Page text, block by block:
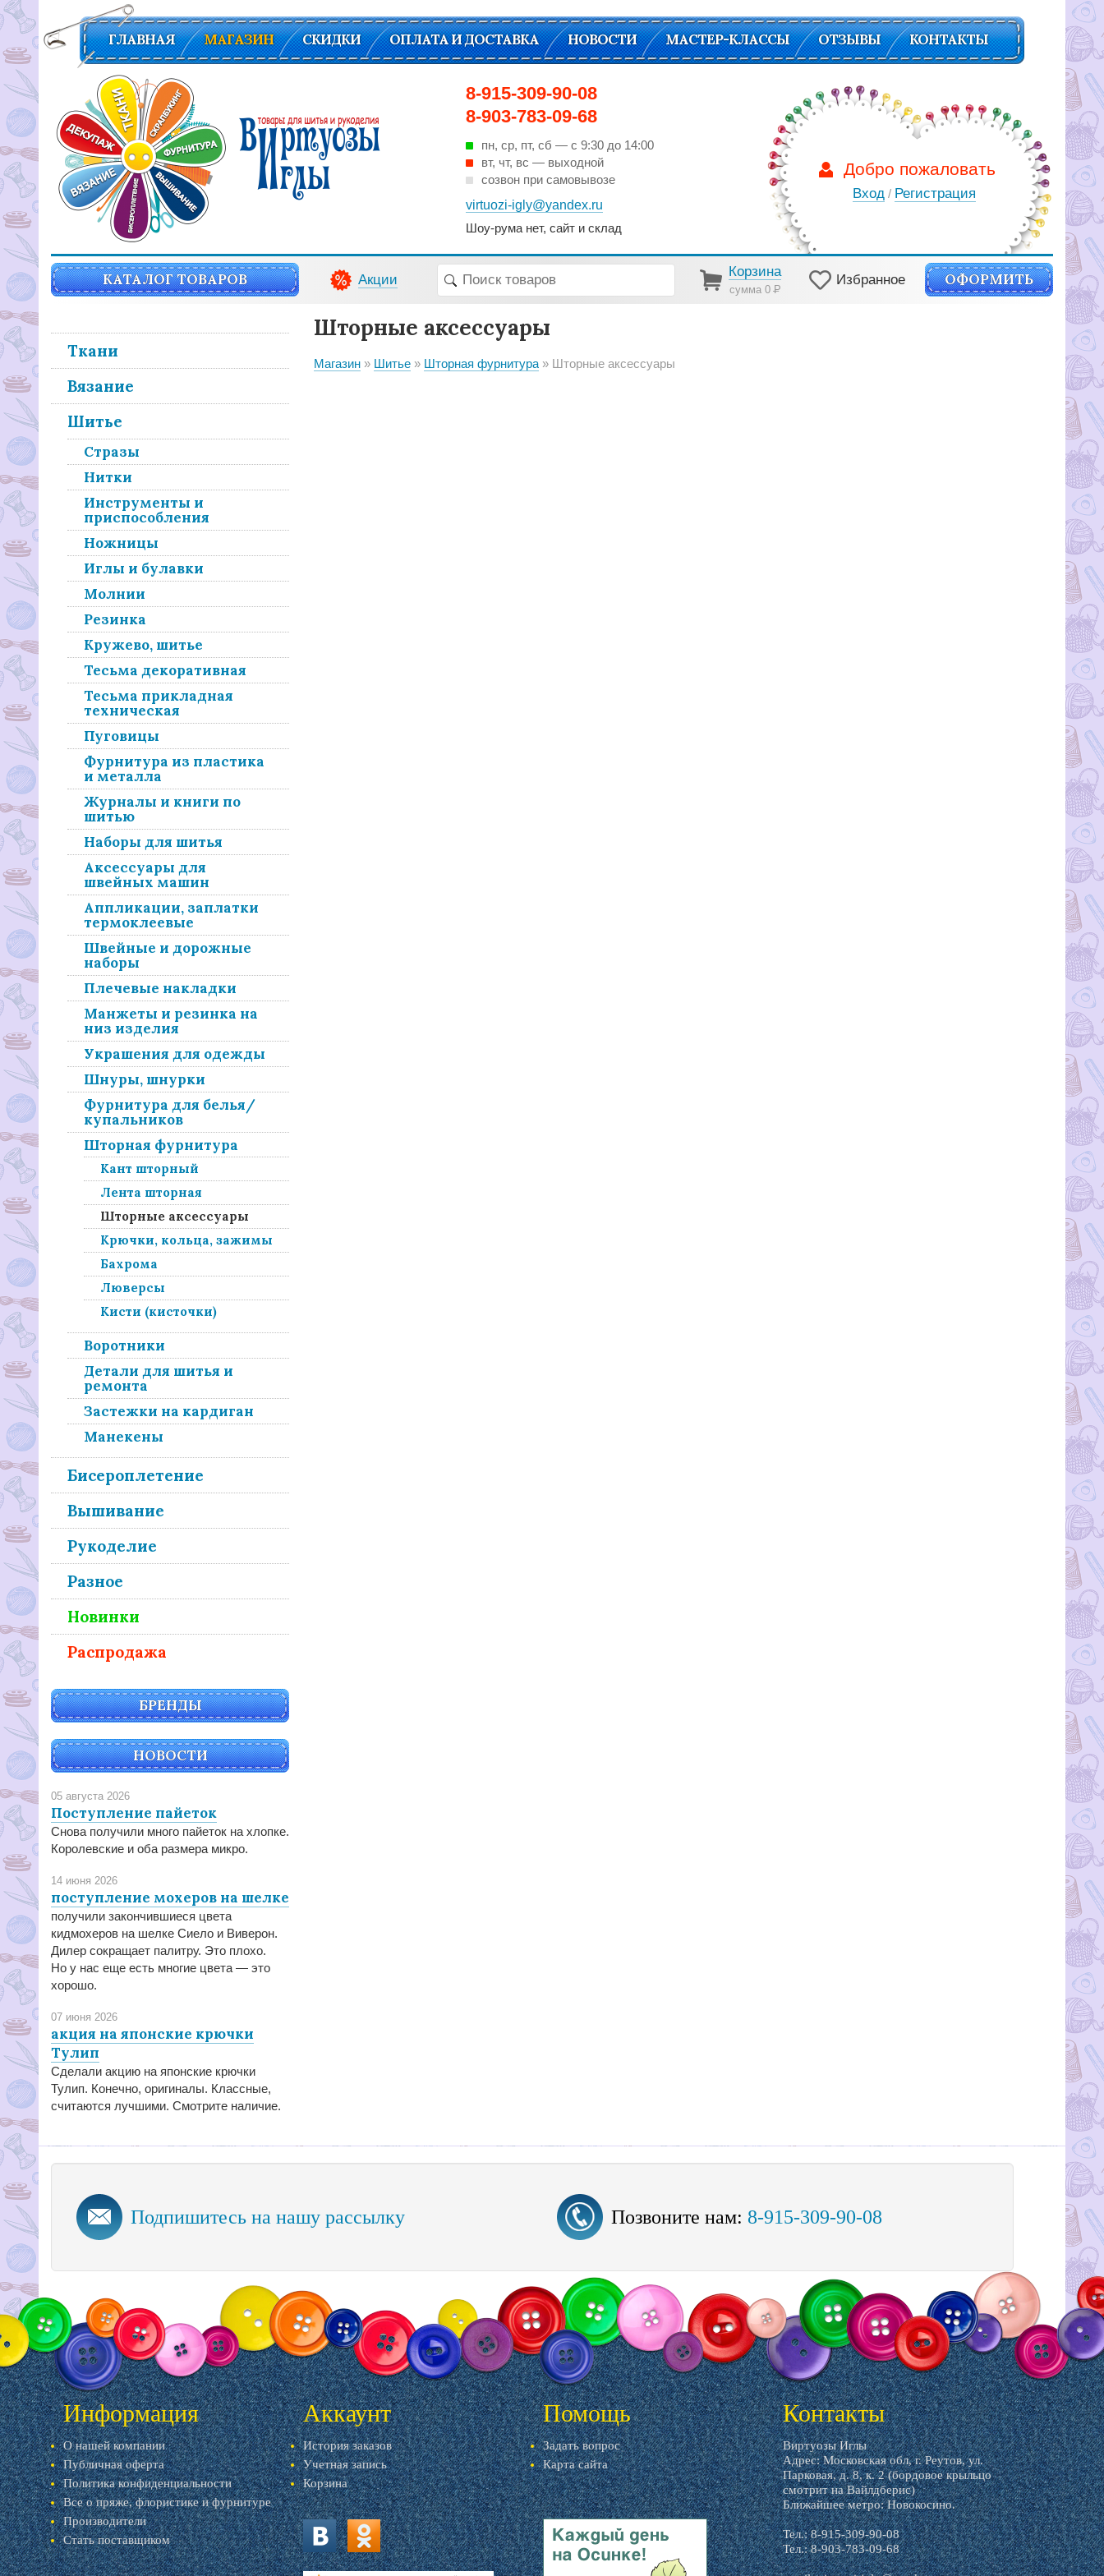
8-915-309-90-08
8-903-783-09-68
пн, ср, пт, cб — с 9:30 до 14:00
вт, чт, вс — выходной
созвон при самовывозе
virtuozi-igly@yandex.ru
Шоу-рума нет, сайт и склад
ГЛАВНАЯ МАГАЗИН СКИДКИ ОПЛАТА И ДОСТАВКА НОВОСТИ МАСТЕР-КЛАССЫ ОТЗЫВЫ КОНТАКТЫ
Добро пожаловать
Вход / Регистрация
КАТАЛОГ ТОВАРОВ Акции
Корзина
сумма 0Р
Избранное ОФОРМИТЬ
Ткани
Вязание
Шитье
Стразы
Нитки
Инструменты и
приспособления
Ножницы
Иглы и булавки
Молнии
Резинка
Кружево, шитье
Тесьма декоративная
Тесьма прикладная
техническая
Пуговицы
Фурнитура из пластика
и металла
Журналы и книги по
шитью
Наборы для шитья
Аксессуары для
швейных машин
Аппликации, заплатки
термоклеевые
Швейные и дорожные
наборы
Плечевые накладки
Манжеты и резинка на
низ изделия
Украшения для одежды
Шнуры, шнурки
Фурнитура для белья/
купальников
Шторная фурнитура
Кант шторный
Лента шторная
Шторные аксессуары
Крючки, кольца, зажимы
Бахрома
Люверсы
Кисти (кисточки)
Воротники
Детали для шитья и
ремонта
Застежки на кардиган
Манекены
Бисероплетение
Вышивание
Рукоделие
Разное
Новинки
Распродажа
БРЕНДЫ
НОВОСТИ
05 августа 2026
Поступление пайеток
Снова получили много пайеток на хлопке.
Королевские и оба размера микро.
14 июня 2026
поступление мохеров на шелке
получили закончившиеся цвета
кидмохеров на шелке Сиело и Виверон.
Дилер сокращает палитру. Это плохо.
Но у нас еще есть многие цвета — это
хорошо.
07 июня 2026
акция на японские крючки
Тулип
Сделали акцию на японские крючки
Тулип. Конечно, оригиналы. Классные,
считаются лучшими. Смотрите наличие.
Шторные аксессуары
Магазин Шитье Шторная фурнитура Шторные аксессуары
Подпишитесь на нашу рассылку Позвоните нам: 8-915-309-90-08
Информация
О нашей компании
Публичная оферта
Политика конфиденциальности
Все о пряже, флористике и фурнитуре
Производители
Стать поставщиком
Аккаунт
История заказов
Учетная запись
Корзина
vk.com ok.ru
Помощь
Задать вопрос
Карта сайта
Контакты
Виртуозы Иглы
Адрес: Московская обл, г. Реутов, ул.
Парковая, д. 8, к. 2 (бордовое крыльцо
смотрит на Вайлдберис)
Ближайшее метро: Новокосино.
Тел.: 8-915-309-90-08
Тел.: 8-903-783-09-68